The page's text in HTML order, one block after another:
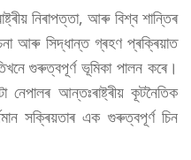
নিৰাপত্তা, আৰু বিশ্ব শান্তিৰ
আৰু সিদ্ধান্ত গ্ৰহণ প্ৰক্ৰিয়াত
গুৰুত্বপূৰ্ণ ভূমিকা পালন কৰে।
আন্তঃৰাষ্ট্ৰীয় কূটনৈতিক
সক্ৰিয়তাৰ এক গুৰুত্বপূৰ্ণ চিন